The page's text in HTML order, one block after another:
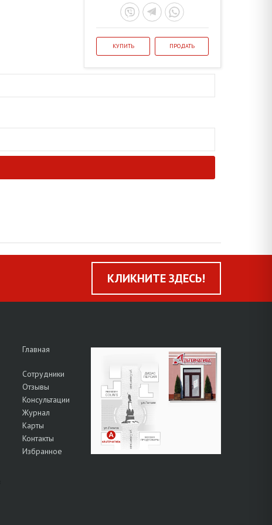
КУПИТЬ ПРОДАТЬ
КЛИКНИТЕ ЗДЕСЬ!
Главная
Сотрудники
Отзывы
Консультации
Журнал
Карты
Контакты
Избранное